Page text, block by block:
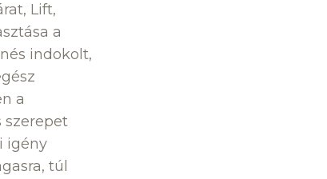
Lift,
a
indokolt,
a
szerepet
igény
túl